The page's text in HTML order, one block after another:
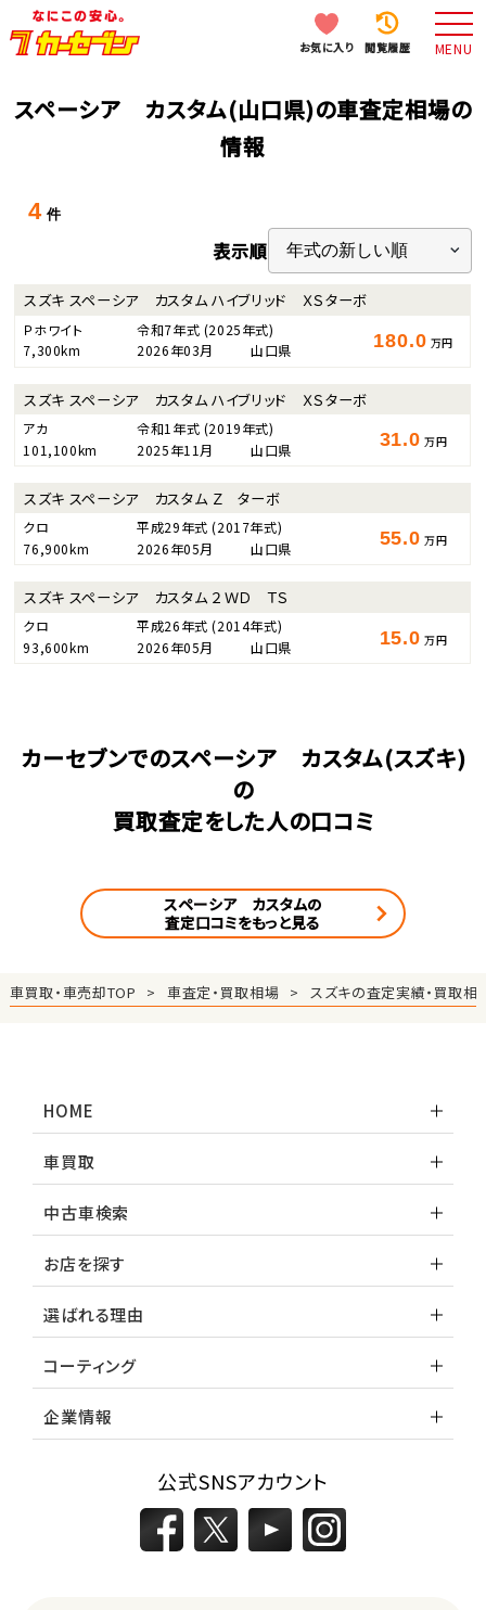
お気に入り 閲覧履歴 MENU
スペーシア カスタム(山口県)の車査定相場の
情報
4 件
表示順
スズキ スペーシア カスタム ハイブリッド ＸＳターボ
Ｐホワイト 令和7年式 (2025年式)
7,300km
2026年03月 山口県 180.0 万円
スズキ スペーシア カスタム ハイブリッド ＸＳターボ
アカ 令和1年式 (2019年式)
101,100km
2025年11月 山口県 31.0 万円
スズキ スペーシア カスタム Ｚ ターボ
クロ 平成29年式(2017年式)
76,900km
2026年05月 山口県 55.0 万円
スズキ スペーシア カスタム ２ＷＤ ＴＳ
クロ 平成26年式(2014年式)
93,600km
2026年05月 山口県 15.0 万円
カーセブンでのスペーシア カスタム(スズキ)
の
買取査定をした人の口コミ
スペーシア カスタムの
査定口コミをもっと見る
車買取・車売却TOP 車査定・買取相場 スズキの査定実績・買取相
HOME
車買取
中古車検索
お店を探す
選ばれる理由
コーティング
企業情報
公式SNSアカウント